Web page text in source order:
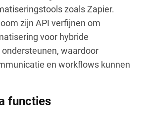
zoals Zapier.
zijn API verfijnen om
voor hybride
waardoor
en workflows kunnen
functies